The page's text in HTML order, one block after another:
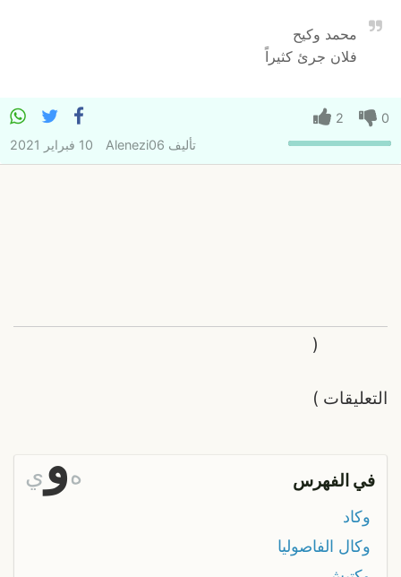
محمد وكيح
فلان جرئ كثيراً
0
2
تأليف Alenezi06 10 فبراير 2021
التعليقات
(
)
في الفهرس هو ي
وكاد
وكال الفاصوليا